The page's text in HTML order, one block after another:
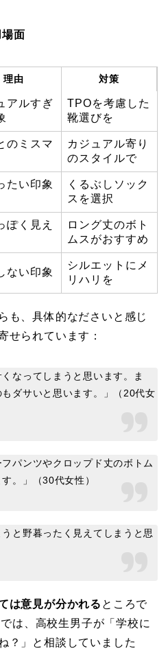
面
理由 対策
アルすぎ
TPOを考慮した
靴選びを
のミスマ
カジュアル寄り
のスタイルで
たい印象
くるぶしソック
スを選択
ぽく見え
ロング丈のボト
ムスがおすすめ
ない印象
シルエットにメ
リハリを
も、具体的なださいと感じ
せられています：
なってしまうと思います。ま
ダサいと思います。」（20代女
パンツやクロップド丈のボトム
。」（30代女性）
と野暮ったく見えてしまうと思
は意見が分かれる ところで
は、高校生男子が「学校に
？」と相談していました